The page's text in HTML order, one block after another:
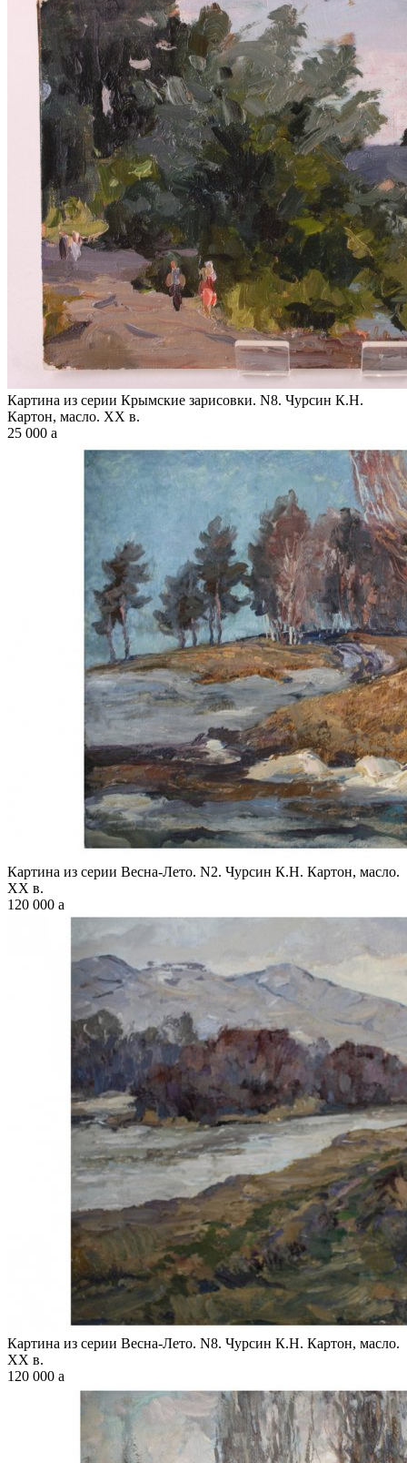
Картина из серии Крымские зарисовки. N8. Чурсин К.Н.
Картон, масло. XX в.
25 000 a
Картина из серии Весна-Лето. N2. Чурсин К.Н. Картон, масло.
XX в.
120 000 a
Картина из серии Весна-Лето. N8. Чурсин К.Н. Картон, масло.
XX в.
120 000 a